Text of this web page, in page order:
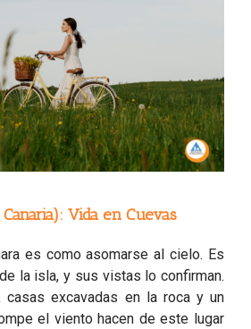
Vida en Cuevas
es como asomarse al cielo. Es
la isla, y sus vistas lo confirman.
casas excavadas en la roca y un
el viento hacen de este lugar